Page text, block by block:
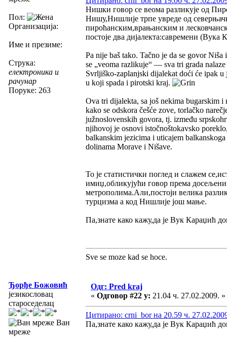
Пол:
Организација:
Име и презиме:
Струка:
електроника и
рачунар
Поруке: 263
Нишки говор се веома разликује од
Нишу,Нишлије трпе увреде од
пироћанским,врањанским и
постоје два дијалекта:савремени
Pa nije baš tako. Tačno je da se govor
se „veoma razlikuje“ — sva tri grada
Svrljiško-zaplanjski dijalekat doći će ipak
u koji spada i pirotski kraj.
Ova tri dijalekta, sa još nekima bugarskim
kako se odskora češće zove, torlačko
južnoslovenskih govora, tj. između
njihovoj je osnovi istočnoštokavsko
balkanskim jezicima i uticajem
dolinama Morave i Nišave.
То је статистички поглед и слажем
имиџ,обликујући говор према
метрополима.Али,постоји велика
турцизма а код Нишлије још мање.
Па,знате како кажу,да је Вук Караџић
Sve se moze kad se hoce.
Ђорђе Божовић
језикословац
староседелац
Ван
мреже
Одг: Pred kraj
« Одговор #22 у: 21.04 ч. 27.02.2009. »
Цитирано: crni_bor на 20.59 ч.
Па,знате како кажу,да је Вук Караџић